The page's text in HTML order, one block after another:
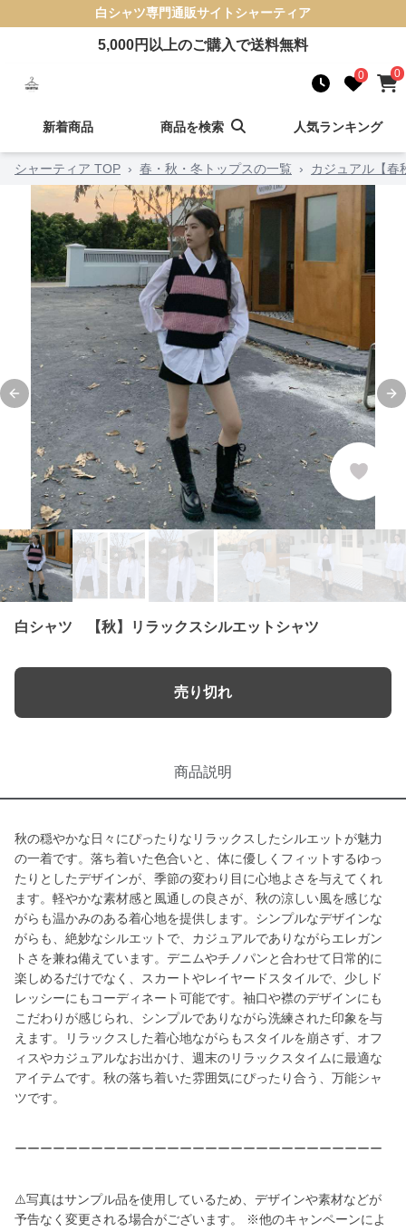
白シャツ専門通販サイト シャーティア
5,000円以上のご購入で送料無料
0 0
新着商品 商品を検索 人気ランキング
シャーティア TOP › 春・秋・冬トップスの一覧 › カジュアル【春
Previous slide
白シャツ 【秋】リラックスシルエットシャツ
売り切れ
商品説明
秋の穏やかな日々にぴったりなリラックスしたシルエットが魅力
の一着です。落ち着いた色合いと、体に優しくフィットするゆっ
たりとしたデザインが、季節の変わり目に心地よさを与えてくれ
ます。軽やかな素材感と風通しの良さが、秋の涼しい風を感じな
がらも温かみのある着心地を提供します。シンプルなデザインな
がらも、絶妙なシルエットで、カジュアルでありながらエレガン
トさを兼ね備えています。デニムやチノパンと合わせて日常的に
楽しめるだけでなく、スカートやレイヤードスタイルで、少しド
レッシーにもコーディネート可能です。袖口や襟のデザインにも
こだわりが感じられ、シンプルでありながら洗練された印象を与
えます。リラックスした着心地ながらもスタイルを崩さず、オフ
ィスやカジュアルなお出かけ、週末のリラックスタイムに最適な
アイテムです。秋の落ち着いた雰囲気にぴったり合う、万能シャ
ツです。
ーーーーーーーーーーーーーーーーーーーーーーーーーーーーー
⚠️写真はサンプル品を使用しているため、デザインや素材などが
予告なく変更される場合がございます。 ※他のキャンペーンによ